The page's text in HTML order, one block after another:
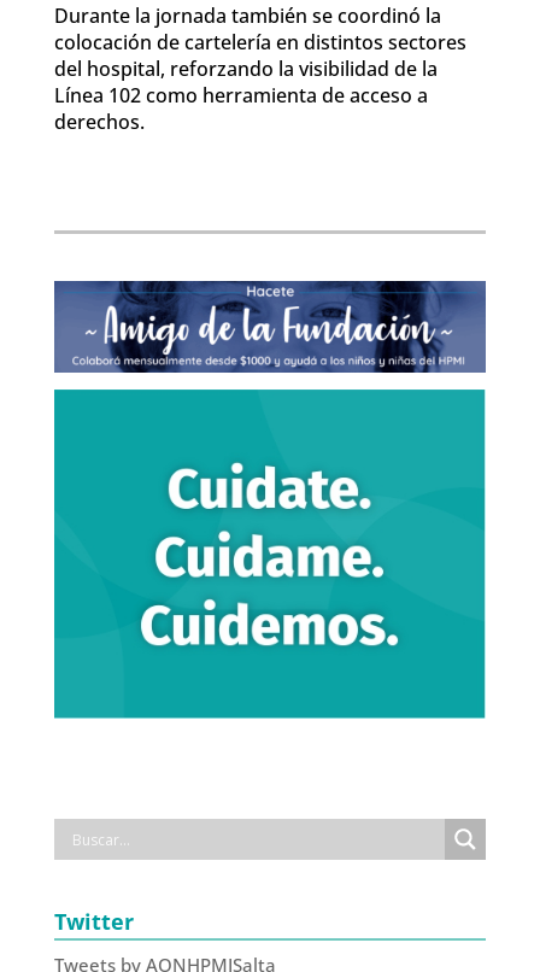
Durante la jornada también se coordinó la
colocación de cartelería en distintos sectores
del hospital, reforzando la visibilidad de la
Línea 102 como herramienta de acceso a
derechos.
Twitter
Tweets by AONHPMISalta